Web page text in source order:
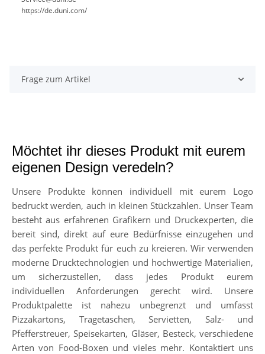
https://de.duni.com/
Frage zum Artikel
Möchtet ihr dieses Produkt mit eurem
eigenen Design veredeln?
Unsere Produkte können individuell mit eurem Logo
bedruckt werden, auch in kleinen Stückzahlen. Unser Team
besteht aus erfahrenen Grafikern und Druckexperten, die
bereit sind, direkt auf eure Bedürfnisse einzugehen und
das perfekte Produkt für euch zu kreieren. Wir verwenden
moderne Drucktechnologien und hochwertige Materialien,
um sicherzustellen, dass jedes Produkt eurem
individuellen Anforderungen gerecht wird. Unsere
Produktpalette ist nahezu unbegrenzt und umfasst
Pizzakartons, Tragetaschen, Servietten, Salz- und
Pfefferstreuer, Speisekarten, Gläser, Besteck, verschiedene
Arten von Food-Boxen und vieles mehr. Kontaktiert uns